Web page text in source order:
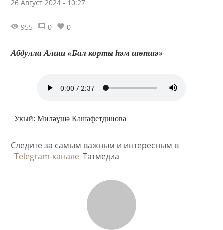
26 Август 2024 - 10:27
955 0 0
Абдулла Алиш «Бал корты һәм шөпшә»
Укый: Миләүшә Кашафетдинова
Следите за самым важным и интересным в
Telegram-канале Татмедиа